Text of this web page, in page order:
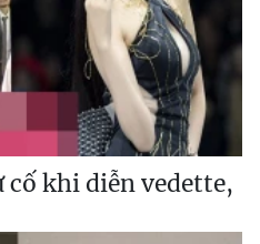
cố khi diễn vedette,